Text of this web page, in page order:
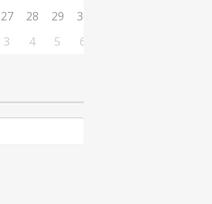
27 28 29
30
3 4 5 6